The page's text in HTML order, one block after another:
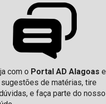
com o Portal AD Alagoas e
de matérias, tire
e faça parte do nosso